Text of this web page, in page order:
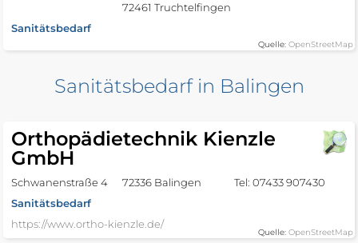
72461 Truchtelfingen
Sanitätsbedarf
Quelle: OpenStreetMap
Sanitätsbedarf in Balingen
Orthopädietechnik Kienzle
GmbH
Schwanenstraße 4 72336 Balingen
Tel: 07433 907430
Sanitätsbedarf
https://www.ortho-kienzle.de/
Quelle: OpenStreetMap